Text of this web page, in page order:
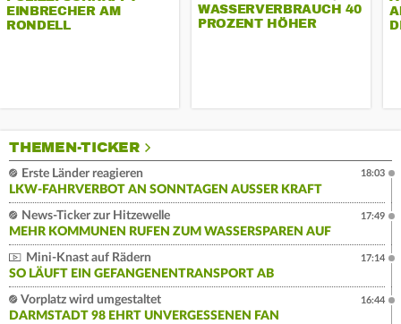
EINBRECHER AM
RONDELL
WASSERVERBRAUCH 40
PROZENT HÖHER
THEMEN-TICKER
Erste Länder reagieren
LKW-FAHRVERBOT AN SONNTAGEN AUSSER KRAFT
18:03
News-Ticker zur Hitzewelle
MEHR KOMMUNEN RUFEN ZUM WASSERSPAREN AUF
17:49
Mini-Knast auf Rädern
SO LÄUFT EIN GEFANGENENTRANSPORT AB
17:14
Vorplatz wird umgestaltet
DARMSTADT 98 EHRT UNVERGESSENEN FAN
16:44